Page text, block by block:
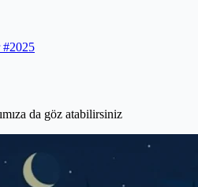
#2025
da göz atabilirsiniz